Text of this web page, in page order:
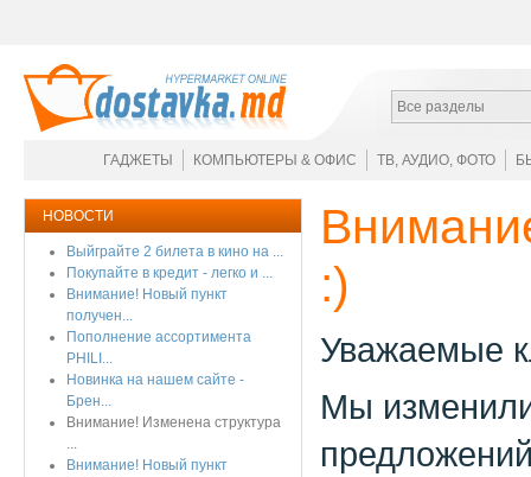
Все разделы
ГАДЖЕТЫ КОМПЬЮТЕРЫ & ОФИС ТВ, АУДИО, ФОТО
НОВОСТИ
Выйграйте 2 билета в кино на ...
Покупайте в кредит - легко и ...
Внимание! Новый пункт
получен...
Пополнение ассортимента
PHILI...
Новинка на нашем сайте -
Брен...
Внимание! Изменена структура
...
Внимание! Новый пункт
:)
Уважаемые
Мы изменили